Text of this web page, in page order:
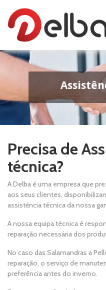
Precisa de
técnica?
A Delba é uma empresa que
aos seus clientes,
assistência técnica da nossa
A nossa equipa técnica é
reparação necessária dos
No caso das Salamandras a
reparação, o serviço de
preferência antes do inverno.